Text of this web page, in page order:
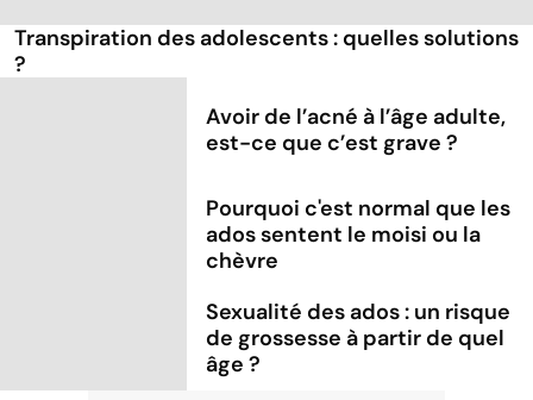
Transpiration des adolescents : quelles solutions
?
Avoir de l’acné à l’âge adulte,
est-ce que c’est grave ?
Pourquoi c'est normal que les
ados sentent le moisi ou la
chèvre
Sexualité des ados : un risque
de grossesse à partir de quel
âge ?